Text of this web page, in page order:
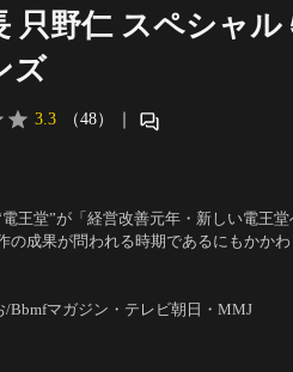
只野仁 スペシャル
ズ
3.3 （48） ｜
王堂”が「経営改善元年・新しい電王
成果が問われる時期であるにもかか
/Bbmfマガジン・テレビ朝日・MMJ